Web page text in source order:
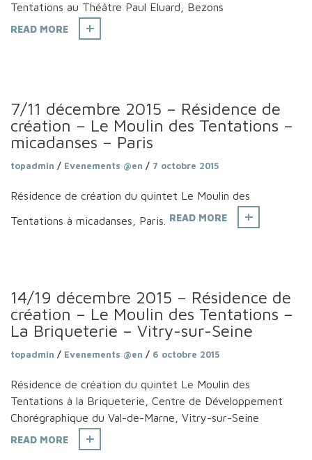
Tentations au Théâtre Paul Eluard, Bezons
READ MORE
7/11 décembre 2015 – Résidence de
création – Le Moulin des Tentations –
micadanses – Paris
topadmin / Evenements @en / 7 octobre 2015
Résidence de création du quintet Le Moulin des
Tentations à micadanses, Paris. READ MORE
14/19 décembre 2015 – Résidence de
création – Le Moulin des Tentations –
La Briqueterie – Vitry-sur-Seine
topadmin / Evenements @en / 6 octobre 2015
Résidence de création du quintet Le Moulin des
Tentations à la Briqueterie, Centre de Développement
Chorégraphique du Val-de-Marne, Vitry-sur-Seine
READ MORE